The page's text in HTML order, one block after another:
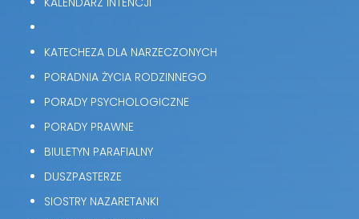
KATECHEZA DLA NARZECZONYCH
PORADNIA ŻYCIA RODZINNEGO
PORADY PSYCHOLOGICZNE
PORADY PRAWNE
BIULETYN PARAFIALNY
DUSZPASTERZE
SIOSTRY NAZARETANKI